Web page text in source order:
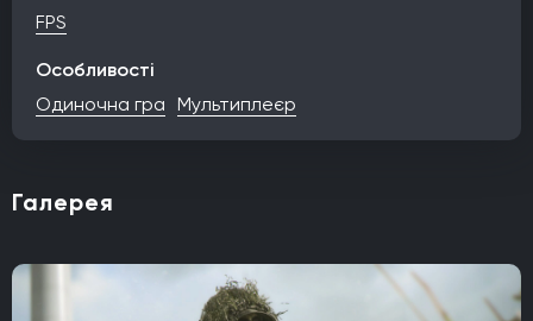
FPS
Особливості
Одиночна гра Мультиплеєр
Галерея